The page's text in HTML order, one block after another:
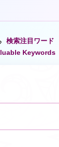
検索注目ワード
Keywords